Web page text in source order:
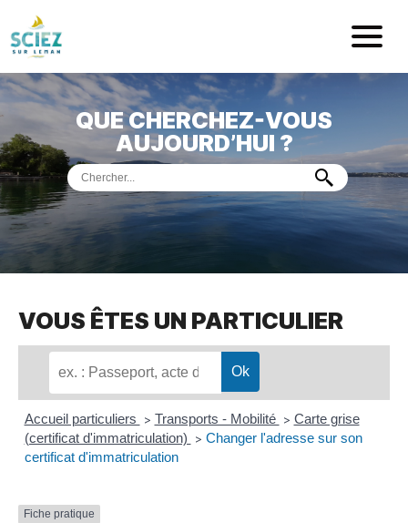
Mairie de
ACCUEIL
VOTREMAIRIE
VIEPRATIQUE
PORTDE PLAISANCE
MUSÉEDE PRÉHISTOIRE
QUE CHERCHEZ-VOUS
AUJOURD’HUI ?
VOUS ÊTES UN PARTICULIER
Accueil particuliers > Transports - Mobilité > Carte grise
(certificat d'immatriculation)
> Changer l'adresse sur son
certificat d'immatriculation
Fiche pratique